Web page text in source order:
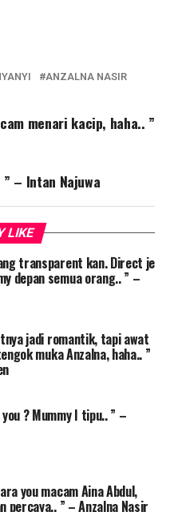
ANZALNA NASIR
menari kacip, haha.. ”
– Intan Najuwa
LIKE
transparent kan. Direct je
depan semua orang.. ” –
jadi romantik, tapi awat
muka Anzalna, haha.. ”
? Mummy I tipu.. ” –
you macam Aina Abdul,
percaya.. ” – Anzalna Nasir